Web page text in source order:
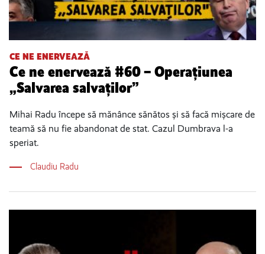
CE NE ENERVEAZĂ
Ce ne enervează #60 – Operațiunea
„Salvarea salvaților”
Mihai Radu începe să mănânce sănătos și să facă mișcare de
teamă să nu fie abandonat de stat. Cazul Dumbrava l-a
speriat.
Claudiu Radu